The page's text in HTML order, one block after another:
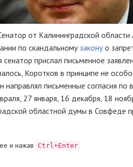
от Калининградской области
по скандальному законуо
прислал письменное
Коротков в принципе не
письменные согласия по
27 января, 16 декабря, 18
областной думы в Совфеде
и нажав Ctrl+Enter